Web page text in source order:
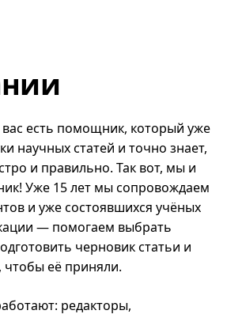
вас есть помощник, который уже
научных статей и точно знает,
и правильно. Так вот, мы и
Уже 15 лет мы сопровождаем
и уже состоявшихся учёных
— помогаем выбрать
черновик статьи и
чтобы её приняли.
редакторы,